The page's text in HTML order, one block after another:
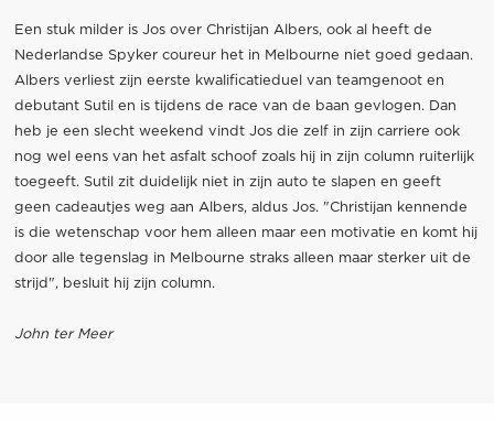
Een stuk milder is Jos over Christijan Albers, ook al heeft de
Nederlandse Spyker coureur het in Melbourne niet goed gedaan.
Albers verliest zijn eerste kwalificatieduel van teamgenoot en
debutant Sutil en is tijdens de race van de baan gevlogen. Dan
heb je een slecht weekend vindt Jos die zelf in zijn carriere ook
nog wel eens van het asfalt schoof zoals hij in zijn column ruiterlijk
toegeeft. Sutil zit duidelijk niet in zijn auto te slapen en geeft
geen cadeautjes weg aan Albers, aldus Jos. "Christijan kennende
is die wetenschap voor hem alleen maar een motivatie en komt hij
door alle tegenslag in Melbourne straks alleen maar sterker uit de
strijd", besluit hij zijn column.
John ter Meer